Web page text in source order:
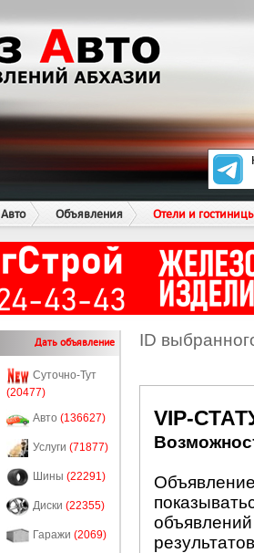
Авто Объявления Отели и
Дать объявление
Суточно-Тут
(20477)
Авто (136627)
Услуги (71877)
Шины (22291)
Диски (22355)
Гаражи (2069)
ID
VIP-